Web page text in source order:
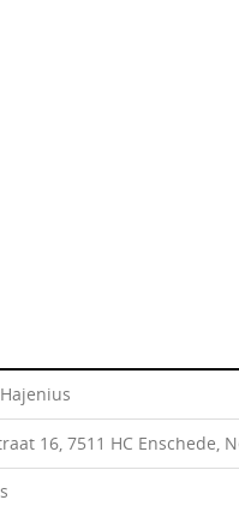
16, 7511 HC Enschede,